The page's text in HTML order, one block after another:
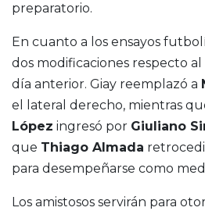
preparatorio.
En cuanto a los ensayos
dos modificaciones respecto
día anterior. Giay reemplazó a
el lateral derecho, mientras
López ingresó por Giuliano
que Thiago Almada
para desempeñarse como
Los amistosos servirán para